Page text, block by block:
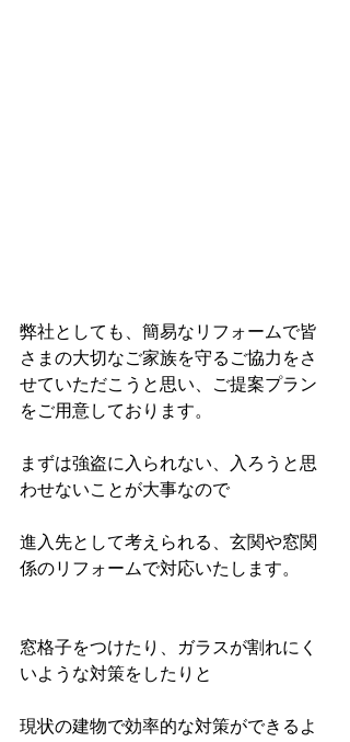
弊社としても、簡易なリフォームで皆
さまの大切なご家族を守るご協力をさ
せていただこうと思い、ご提案プラン
をご用意しております。
まずは強盗に入られない、入ろうと思
わせないことが大事なので
進入先として考えられる、玄関や窓関
係のリフォームで対応いたします。
窓格子をつけたり、ガラスが割れにく
いような対策をしたりと
現状の建物で効率的な対策ができるよ